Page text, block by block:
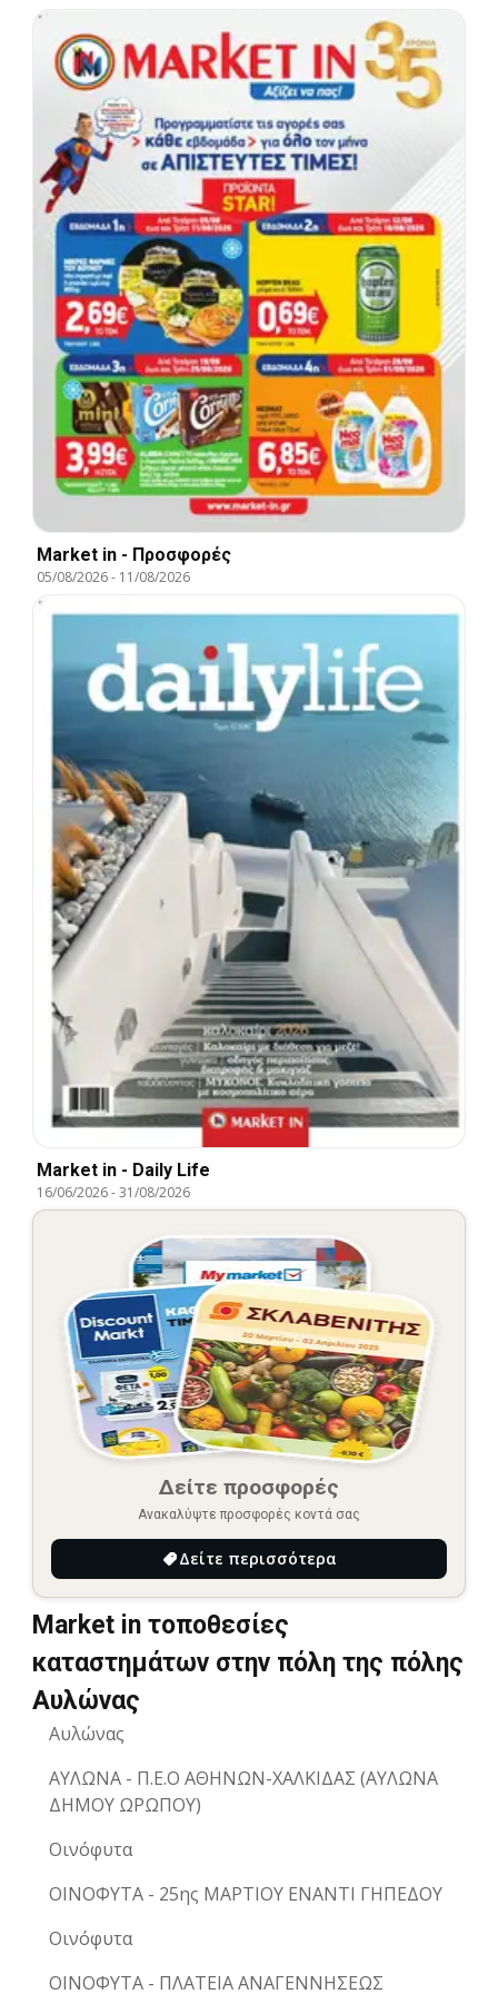
Market in - Προσφορές
05/08/2026- 11/08/2026
Market in - Daily Life
16/06/2026-31/08/2026
Δείτε προσφορές
Ανακαλύψτε προσφορές κοντά σας
Δείτε περισσότερα
Market in τοποθεσίες
καταστημάτων στην πόλη της πόλης
Αυλώνας
Αυλώνας
ΑΥΛΩΝΑ - Π.Ε.Ο ΑΘΗΝΩΝ-ΧΑΛΚΙΔΑΣ (ΑΥΛΩΝΑ
ΔΗΜΟΥ ΩΡΩΠΟΥ)
Οινόφυτα
ΟΙΝΟΦΥΤΑ - 25ης ΜΑΡΤΙΟΥ ΕΝΑΝΤΙ ΓΗΠΕΔΟΥ
Οινόφυτα
ΟΙΝΟΦΥΤΑ - ΠΛΑΤΕΙΑ ΑΝΑΓΕΝΝΗΣΕΩΣ